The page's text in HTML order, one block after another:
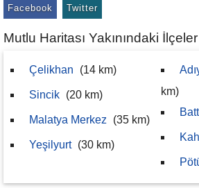
Facebook Twitter
Mutlu Haritası Yakınındaki İlçeler
Çelikhan (14 km)
Sincik (20 km)
Malatya Merkez (35 km)
Yeşilyurt (30 km)
km)